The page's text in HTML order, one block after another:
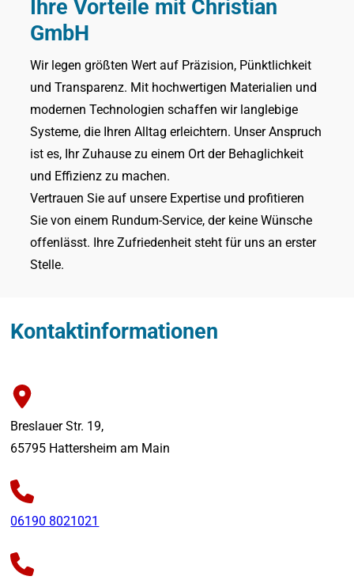
Ihre Vorteile mit Christian
GmbH
Wir legen größten Wert auf Präzision, Pünktlichkeit
und Transparenz. Mit hochwertigen Materialien und
modernen Technologien schaffen wir langlebige
Systeme, die Ihren Alltag erleichtern. Unser Anspruch
ist es, Ihr Zuhause zu einem Ort der Behaglichkeit
und Effizienz zu machen.
Vertrauen Sie auf unsere Expertise und profitieren
Sie von einem Rundum-Service, der keine Wünsche
offenlässt. Ihre Zufriedenheit steht für uns an erster
Stelle.
Kontaktinformationen
Breslauer Str. 19,
65795 Hattersheim am Main
06190 8021021